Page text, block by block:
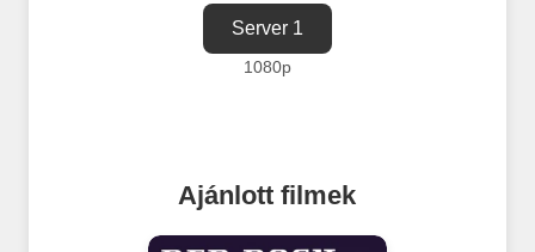
Server 1
1080p
Ajánlott filmek